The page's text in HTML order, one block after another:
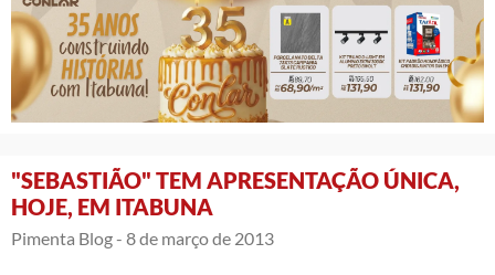
"SEBASTIÃO" TEM APRESENTAÇÃO ÚNICA,
HOJE, EM ITABUNA
Pimenta Blog - 8 de março de 2013